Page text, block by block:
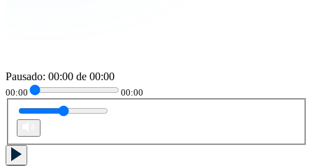
Pausado: 00:00 de 00:00
00:00 00:00